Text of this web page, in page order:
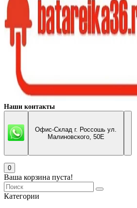
Наши контакты
Офис-Склад г. Россошь ул.
Малиновского, 50Е
0
Ваша корзина пуста!
Категории